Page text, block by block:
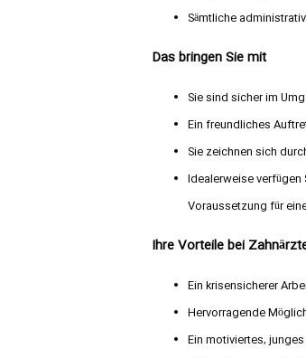
Sämtliche
Das bringen Sie mit
Sie sind sicher im
Ein freundliches
Sie zeichnen sich
Idealerweise
Voraussetzung für
Ihre Vorteile bei
Ein krisensicherer
Hervorragende
Ein motiviertes,